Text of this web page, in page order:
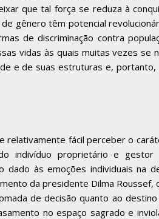
que tal força se reduza à
gênero têm potencial
de discriminação contra
vidas às quais muitas vezes se
e de suas estruturas e,
relativamente fácil perceber o
indivíduo proprietário e
às emoções individuais na
da presidente Dilma Roussef,
de decisão quanto ao
no espaço sagrado e